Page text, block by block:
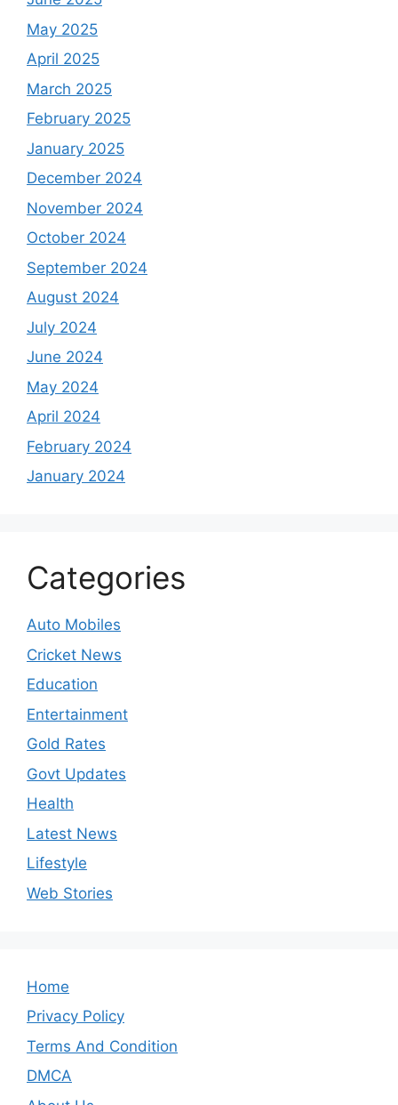
May 2025
April 2025
March 2025
February 2025
January 2025
December 2024
November 2024
October 2024
September 2024
August 2024
July 2024
June 2024
May 2024
April 2024
February 2024
January 2024
Categories
Auto Mobiles
Cricket News
Education
Entertainment
Gold Rates
Govt Updates
Health
Latest News
Lifestyle
Web Stories
Home
Privacy Policy
Terms And Condition
DMCA